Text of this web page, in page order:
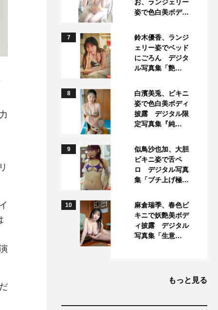
お、ランジェリー
姿で色白美ボデ…
7
鈴木優香、ランジ
ェリー姿でベッド
にごろん デジタ
ル写真集「艶…
8
白濱美兎、ビキニ
姿で色白美ボディ
披露 デジタル限
定写真集『純…
9
似鳥沙也加、大胆
ビキニ姿で舌ペ
ロ デジタル写真
集「ブチ上げ極…
10
麻倉瑞季、春色ビ
キニで妖艶美ボデ
ィ披露 デジタル
写真集「生意…
もっと見る